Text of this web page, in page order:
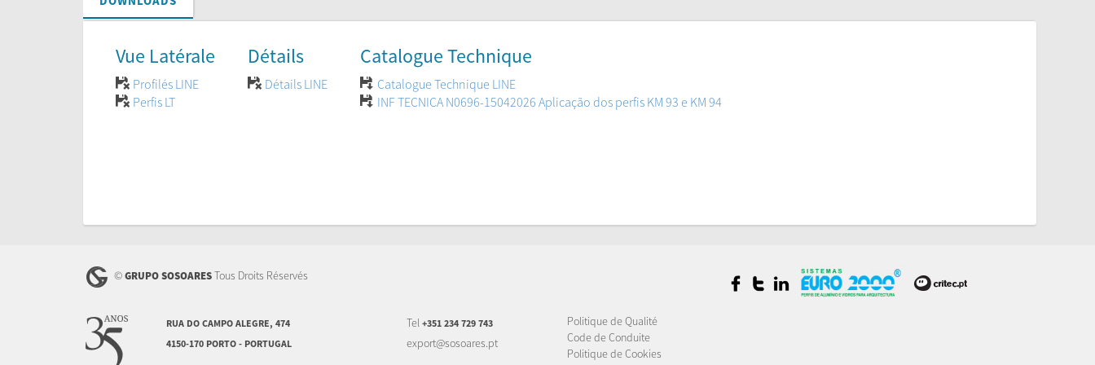
Vue Latérale
Profilés LINE
Perfis LT
Détails
Détails LINE
Catalogue Technique
Catalogue Technique LINE
INF TECNICA N0696-15042026 Aplicação dos perfis KM 93 e KM 94
©GRUPO SOSOARESTous Droits Réservés
RUA DO CAMPO ALEGRE, 474
4150-170 PORTO - PORTUGAL
Tel +351 234 729 743
export@sosoares.pt
Politique de Qualité
Code de Conduite
Politique de Cookies